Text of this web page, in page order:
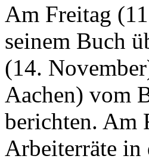
Am Freitag
seinem Buch
(14.
Aachen) vom
berichten. Am
Arbeiterräte in